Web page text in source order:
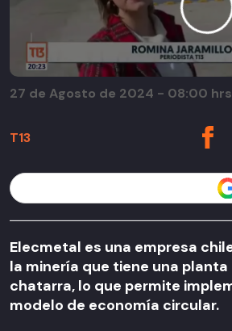
T13
27 de Agosto de 2024 - 08:00
Elecmetal es una empresa
la minería que tiene una
chatarra, lo que permite
modelo de economía circular.